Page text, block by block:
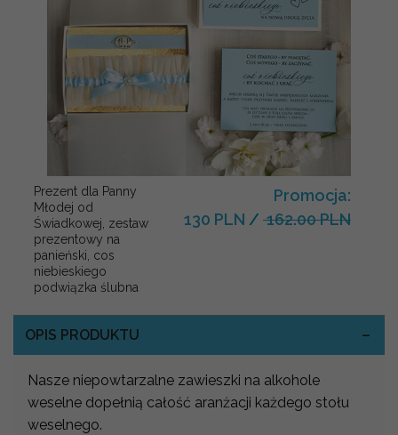
Prezent dla Panny
Młodej od
Świadkowej, zestaw
prezentowy na
panieński, cos
niebieskiego
podwiązka ślubna
Promocja:
130 PLN / 162.00 PLN
OPIS PRODUKTU
Nasze niepowtarzalne zawieszki na alkohole
weselne dopełnią całość aranżacji każdego stołu
weselnego.